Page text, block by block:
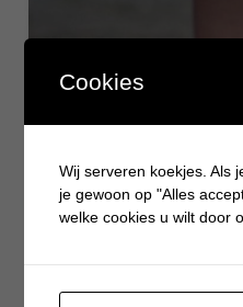
Cookies
Wij serveren koekjes. Als
je gewoon op "Alles
welke cookies u wilt door